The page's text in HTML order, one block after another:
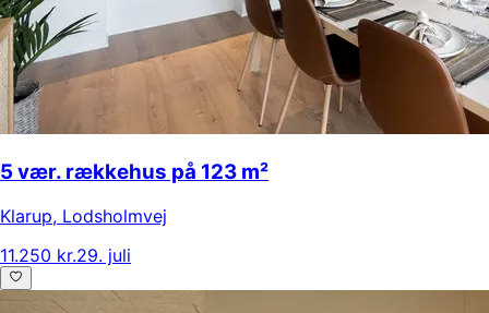
5 vær. rækkehus på 123 m²
Klarup, Lodsholmvej
11.250 kr.29. juli